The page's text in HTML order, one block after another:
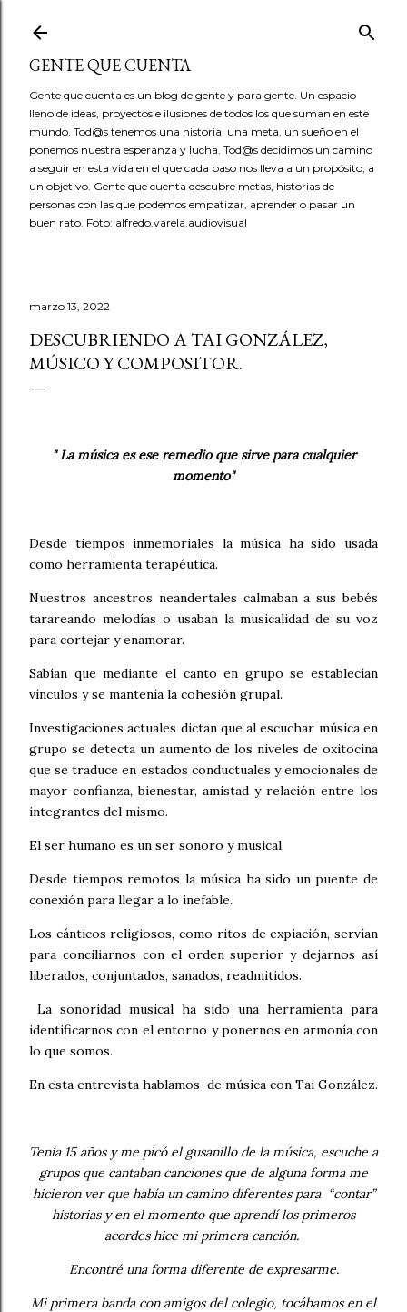
GENTE QUE CUENTA
Gente que cuenta es un blog de gente y para gente. Un espacio
lleno de ideas, proyectos e ilusiones de todos los que suman en este
mundo. Tod@s tenemos una historia, una meta, un sueño en el
ponemos nuestra esperanza y lucha. Tod@s decidimos un camino
a seguir en esta vida en el que cada paso nos lleva a un propósito, a
un objetivo. Gente que cuenta descubre metas, historias de
personas con las que podemos empatizar, aprender o pasar un
buen rato. Foto: alfredo.varela.audiovisual
marzo 13, 2022
DESCUBRIENDO A TAI GONZÁLEZ,
MÚSICO Y COMPOSITOR.
" La música es ese remedio que sirve para cualquier
momento"
Desde tiempos inmemoriales la música ha sido usada
como herramienta terapéutica.
Nuestros ancestros neandertales calmaban a sus bebés
tarareando melodías o usaban la musicalidad de su voz
para cortejar y enamorar.
Sabían que mediante el canto en grupo se establecían
vínculos y se mantenía la cohesión grupal.
Investigaciones actuales dictan que al escuchar música en
grupo se detecta un aumento de los niveles de oxitocina
que se traduce en estados conductuales y emocionales de
mayor confianza, bienestar, amistad y relación entre los
integrantes del mismo.
El ser humano es un ser sonoro y musical.
Desde tiempos remotos la música ha sido un puente de
conexión para llegar a lo inefable.
Los cánticos religiosos, como ritos de expiación, servían
para conciliarnos con el orden superior y dejarnos así
liberados, conjuntados, sanados, readmitidos.
La sonoridad musical ha sido una herramienta para
identificarnos con el entorno y ponernos en armonía con
lo que somos.
En esta entrevista hablamos de música con Tai González.
Tenía 15 años y me picó el gusanillo de la música, escuche a
grupos que cantaban canciones que de alguna forma me
hicieron ver que había un camino diferentes para “contar”
historias y en el momento que aprendí los primeros
acordes hice mi primera canción.
Encontré una forma diferente de expresarme.
Mi primera banda con amigos del colegio, tocábamos en el